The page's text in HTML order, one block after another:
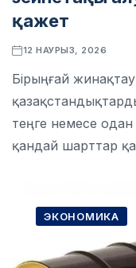
қажет
12 НАУРЫЗ, 2026
Бірыңғай
теңге немесе
қандай шарттар
ЭКОНОМИКА